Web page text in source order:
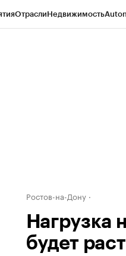
ОтраслиНедвижимость
Ростов-на-Дону
Нагрузка
будет